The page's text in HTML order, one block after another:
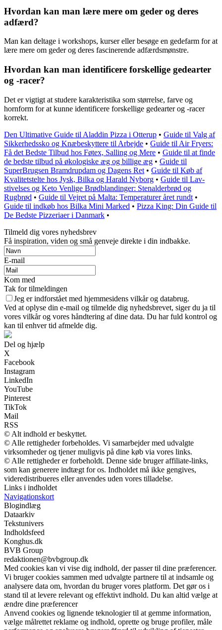
Hvordan kan man lære mere om geder og deres
adfærd?
Man kan deltage i workshops, kurser eller besøge en gedefarm for at
lære mere om geder og deres fascinerende adfærdsmønstre.
Hvordan kan man identificere forskellige gedearter
og -racer?
Det er vigtigt at studere karakteristika som størrelse, farve og
hornform for at kunne identificere forskellige gedearter og -racer
korrekt.
Den Ultimative Guide til Aladdin Pizza i Otterup • Guide til Valg af
Sikkerhedssko og Knæbeskyttere til Arbejde • Guide til Air Fryers:
Få det Bedste Tilbud hos Føtex, Salling og Mere • Guide til at finde
de bedste tilbud på økologiske æg og billige æg • Guide til
SuperBrugsen Bramdrupdam og Dagens Ret • Guide til Køb af
Kvalitetstelte hos Jysk, Bilka og Harald Nyborg • Guide til Lav-
stivelses og Keto Venlige Brødblandinger: Stenalderbrød og
Rugbrød • Guide til Vejret på Malta: Temperaturer året rundt •
Guide til indkøb hos Bilka Mini Marked • Pizza King: Din Guide til
De Bedste Pizzeriaer i Danmark •
Tilmeld dig vores nyhedsbrev
Få inspiration, viden og små genveje direkte i din indbakke.
E-mail
Kom med
Tak for tilmeldingen
Jeg er indforstået med hjemmesidens vilkår og databrug.
Ved at oplyse din e-mail og tilmelde dig nyhedsbrevet, siger du ja til
vores vilkår og vores håndtering af dine data. Du har fuld kontrol og
kan til enhver tid afmelde dig.
Del og hjælp
X
Facebook
Instagram
LinkedIn
YouTube
Pinterest
TikTok
Mail
RSS
© Alt indhold er beskyttet.
© Alle rettigheder forbeholdes. Vi samarbejder med udvalgte
virksomheder og tjener muligvis på dine køb via vores links.
© Alle rettigheder er forbeholdt. Denne side bruger affiliate-links,
som kan generere indtægt for os. Indholdet må ikke gengives,
videredistribueres eller anvendes uden vores tilladelse.
Links i indholdet
Navigationskort
Blogindlæg
Dataarkiv
Tekstunivers
Indholdsfeed
Konghus.dk
BVB Group
redaktionen@bvbgroup.dk
Med cookies kan vi vise dig indhold, der passer til dine præferencer.
Vi bruger cookies sammen med udvalgte partnere til at indsamle og
analysere data om, hvordan du bruger vores platform. Det gør os i
stand til at levere relevant og effektivt indhold. Du kan altid vælge at
ændre dine præferencer
Anvend cookies og lignende teknologier til at gemme information,
vælge målrettet reklame og indhold, oprette og bruge profiler, måle